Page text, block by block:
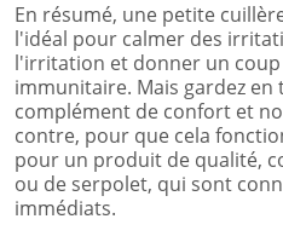
En résumé, une petite
l'idéal pour calmer des
l'irritation et donner un
immunitaire. Mais gardez
complément de confort et
contre, pour que cela
pour un produit de qualité,
ou de serpolet, qui sont
immédiats.